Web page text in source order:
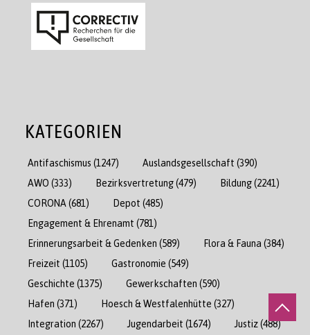
KATEGORIEN
Antifaschismus (1247) Auslandsgesellschaft (390)
AWO (333) Bezirksvertretung(479) Bildung(2241)
CORONA (681) Depot (485)
Engagement & Ehrenamt (781)
Erinnerungsarbeit & Gedenken (589) Flora & Fauna (384)
Freizeit (1105) Gastronomie (549)
Geschichte (1375) Gewerkschaften (590)
Hafen (371) Hoesch & Westfalenhütte (327)
Integration (2267) Jugendarbeit (1674) Justiz(488)